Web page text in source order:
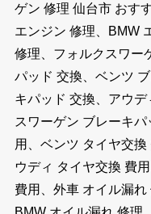
ゲン 修理 仙台市 おす
エンジン 修理、BMW
修理、フォルクスワー
パッド 交換、ベンツ
キパッド 交換、アウ
スワーゲン ブレーキ
用、ベンツ タイヤ交
ウディ タイヤ交換 費
費用、外車 オイル漏れ